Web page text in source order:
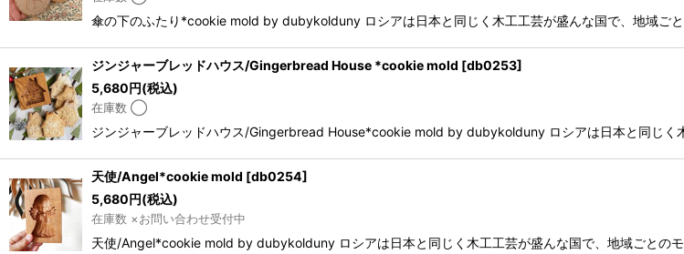
傘の下のふたり*cookie mold by dubykolduny ロシアは日本と同じく木工工芸が盛んな国で、地域ご
ジンジャーブレッドハウス/Gingerbread House *cookie mold [db0253]
5,680円(税込)
在庫数 ◯
ジンジャーブレッドハウス/Gingerbread House*cookie mold by dubykolduny ロシアは日本と同じく
天使/Angel*cookie mold [db0254]
5,680円(税込)
在庫数 ×お問い合わせ受付中
天使/Angel*cookie mold by dubykolduny ロシアは日本と同じく木工工芸が盛んな国で、地域ごとの